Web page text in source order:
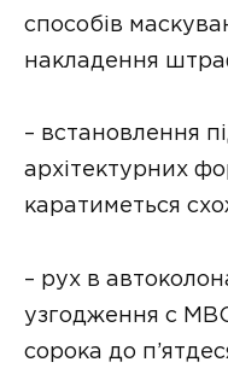
способів
накладення
– встановлення
архітектурних
каратиметься
– рух в
узгодження с
сорока до